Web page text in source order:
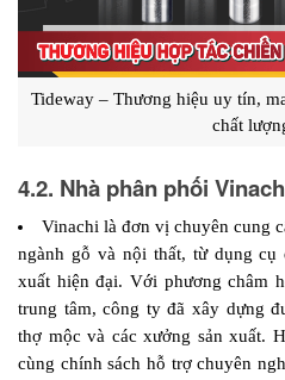
Tideway – Thương hiệu uy tín,
chất
4.2. Nhà phân phối
Vinachi là đơn vị chuyên cung
ngành gỗ và nội thất, từ dụng cụ
xuất hiện đại. Với phương châm
trung tâm, công ty đã xây dựng
thợ mộc và các xưởng sản xuất.
cùng chính sách hỗ trợ chuyên